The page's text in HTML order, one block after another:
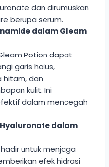
dan dirumuskan
berupa serum.
dalam Gleam
Potion dapat
garis halus,
hitam, dan
kulit. Ini
dalam mencegah
dalam
untuk menjaga
efek hidrasi